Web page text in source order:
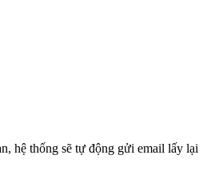
hệ thống sẽ tự động gửi email lấy lại